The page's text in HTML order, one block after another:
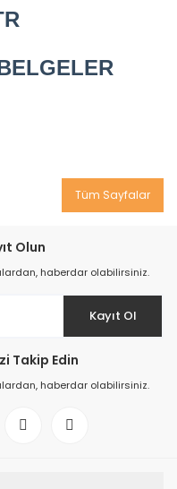
Tüm Sayfalar
Olun
haberdar olabilirsiniz.
Kayıt Ol
Takip Edin
haberdar olabilirsiniz.